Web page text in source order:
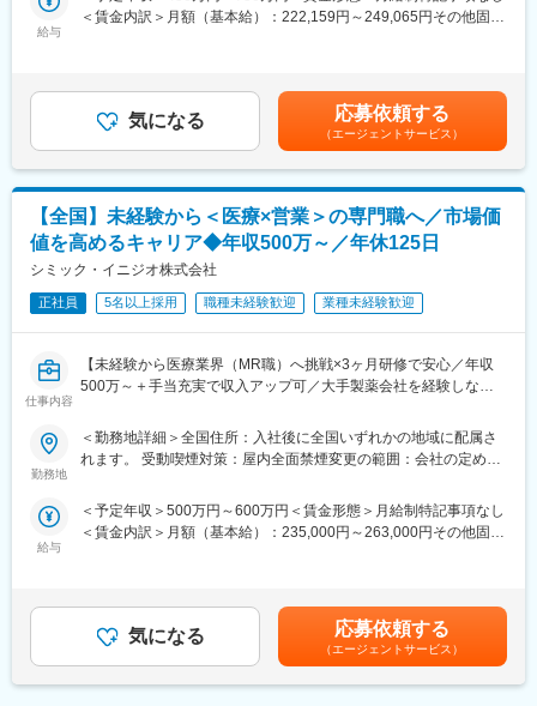
■明確な評価制度／やりがいや努力がきちんと報われる報酬制度
手当もアップします。
■豊富なキャリアプランとサポート体制
幅広いキャリアプランがあります。
また、弊社のマネージャーのほとんどは、MRからキャリアチェン
ジしたメンバーです。担当マネージャーが定期的に面談を行い、
変更の範囲：会社の定める業務
医師や医療機器を扱う医療従事者に医療機器の情報提供や販売を
行います。販売だけでなく、実際使用する際のトレーニングサポ
ートやアフターフォローまで手掛けることが特徴で、医療の現場
医師や薬剤師、看護師など医療従事者に医薬品の効果や副作用な
どの情報提供や情報収集を行います。患者さんのQOL改善に向
け、日々最新情報を学習し医療の一旦を担う専門性の高い活動が
できます。
■入社後の流れ：
入社後は導入研修を受講。アサイン先企業の研修などフォロー体
制は万全で、医療機器営業に必要な製品知識や業界の知識は入社
後に習得することができます。
◎PMによる安心のフォロー体制
社員の活動を、経験と知識を豊富に持つプロジェクトマネージャ
業活動が行えます。
◎多彩なキャリアパス
す。複数のプロジェクトを経験し、新たなキャリアに挑戦してい
くことを期待しています。
給与
＜賃金内訳＞月額（基本給）：222,159円～249,065円その他固定
む）＜昇給有無＞有＜残業手当＞有＜給与補足＞業績に応じてイ
ンセンティブあり賃金はあくまでも目安の金額であり、選考を通
じて上下する可能性があります。月給(月額)は固定手当を含めた表
記です。
気になる 応募依頼する
（エージェントサービス）
【全国】未経験から＜医療×営業＞の専門職へ／市場価
値を高めるキャリア◆年収500万～／年休125日
シミック・イニジオ株式会社
正社員 5名以上採用 職種未経験歓迎 業種未経験歓迎
仕事内容
【未経験から医療業界（MR職）へ挑戦×3ヶ月研修で安心／年収
500万～＋手当充実で収入アップ可／大手製薬会社を経験しなが
＜入社月について＞
入社月が決まっているため同期も多く安心してスタート可能
具体的には、「どんな病気に効くか（効果）／安全性（副作用や
注意点）／品質に問題はないか」をわかりやすく伝えます
また、現場で使われた際の声を聞き取り製薬会社へ届け、より良
い薬づくりにも貢献します
勤務地
＜勤務地詳細＞全国住所：入社後に全国いずれかの地域に配属さ
れます。 受動喫煙対策：屋内全面禁煙変更の範囲：会社の定める
給与
＜予定年収＞500万円～600万円＜賃金形態＞月給制特記事項なし
＜賃金内訳＞月額（基本給）：235,000円～263,000円その他固定
を全額支給 ■賞与年2回（昨年度実績4.2ヶ月）、報酬改定年1回■
全国勤務が可能な方は、50万円の一時金を支給(3ヶ月の試用期間
後の翌月給与で支給)賃金はあくまでも目安の金額であり、選考を
通じて上下する可能性があります。月給(月額)は固定手当を含めた
気になる 応募依頼する
（エージェントサービス）